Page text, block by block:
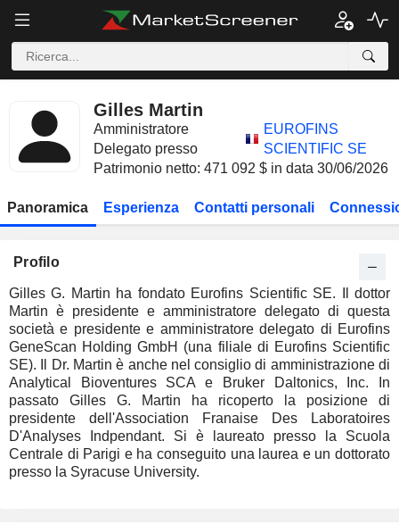
Gilles Martin
Amministratore
Delegato presso
EUROFINS
SCIENTIFIC SE
Patrimonio netto: 471 092 $ in data 30/06/2026
Panoramica Esperienza Contatti personali
Profilo
Gilles G. Martin ha fondato Eurofins Scientific SE. Il dottor
Martin è presidente e amministratore delegato di questa
società e presidente e amministratore delegato di Eurofins
GeneScan Holding GmbH (una filiale di Eurofins Scientific
SE). Il Dr. Martin è anche nel consiglio di amministrazione di
Analytical Bioventures SCA e Bruker Daltonics, Inc. In
passato Gilles G. Martin ha ricoperto la posizione di
presidente dell'Association Franaise Des Laboratoires
D'Analyses Indpendant. Si è laureato presso la Scuola
Centrale di Parigi e ha conseguito una laurea e un dottorato
presso la Syracuse University.